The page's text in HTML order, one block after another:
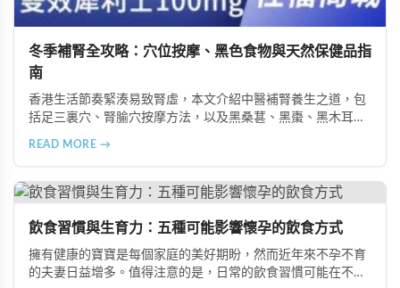
冬季補腎全攻略：穴位按摩、黑色食物與天然保健品指
南
香港生活節奏緊湊易致腎虛，本文介紹中醫補腎養生之道，包
括足三裏穴、腎腧穴按摩方法，以及黑桑葚、黑棗、黑木耳等
READ MORE →
飲食習慣與生育力：五種可能影響懷孕的飲食方式
擁有健康的寶寶是每個家庭的美好期盼，然而近年來不孕不育
的夫妻日益增多。值得注意的是，日常的飲食習慣可能在不知